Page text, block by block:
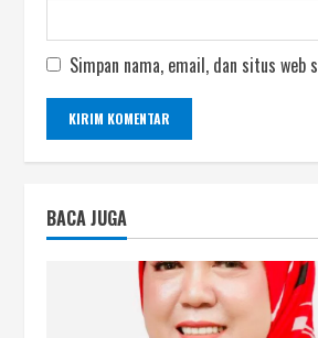
Simpan nama, email, dan situs web
BACA JUGA